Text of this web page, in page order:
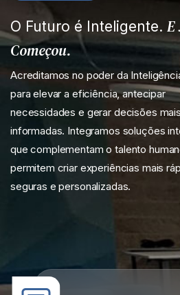
Acreditamos no poder da
para elevar a eficiência, antecipar
necessidades e gerar decisões mais
informadas. Integramos soluções
que complementam o talento
permitem criar experiências mais
seguras e personalizadas.
O Futuro é Inteligente. E
Começou.